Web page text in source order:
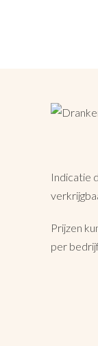
Indicatie
Prijzen
per